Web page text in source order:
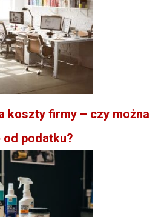
koszty firmy – czy można
podatku?